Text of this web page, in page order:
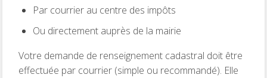
Par courrier au centre des impôts
Ou directement auprès de la mairie
Votre demande de renseignement cadastral doit être
effectuée par courrier (simple ou recommandé). Elle